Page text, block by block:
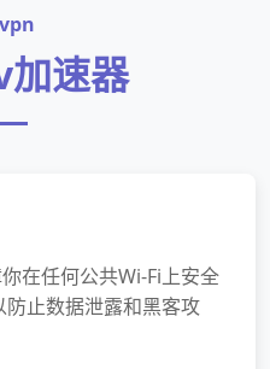
速器
在任何公共Wi-Fi上安全
止数据泄露和黑客攻